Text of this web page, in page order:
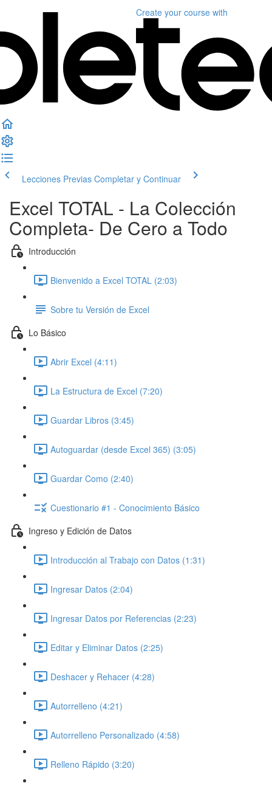
Create your course with
Lecciones Previas Completar y Continuar
Excel TOTAL - La Colección
Completa- De Cero a Todo
Introducción
Bienvenido a Excel TOTAL (2:03)
Sobre tu Versión de Excel
Lo Básico
Abrir Excel (4:11)
La Estructura de Excel (7:20)
Guardar Libros (3:45)
Autoguardar (desde Excel 365) (3:05)
Guardar Como (2:40)
Cuestionario #1 - Conocimiento Básico
Ingreso y Edición de Datos
Introducción al Trabajo con Datos (1:31)
Ingresar Datos (2:04)
Ingresar Datos por Referencias (2:23)
Editar y Eliminar Datos (2:25)
Deshacer y Rehacer (4:28)
Autorrelleno (4:21)
Autorrelleno Personalizado (4:58)
Relleno Rápido (3:20)